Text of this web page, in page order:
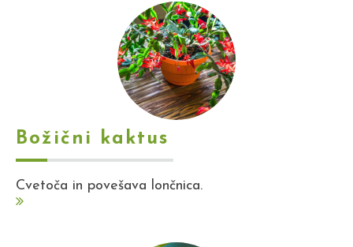
Božični kaktus
Cvetoča in povešava lončnica.